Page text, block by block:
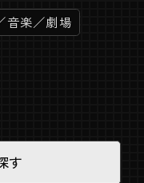
音楽／劇場
す